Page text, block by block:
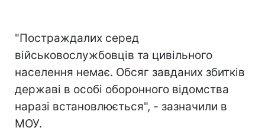
"Постраждалих серед
військовослужбовців та цивільного
населення немає. Обсяг завданих збитків
державі в особі оборонного відомства
наразі встановлюється", - зазначили в
МОУ.